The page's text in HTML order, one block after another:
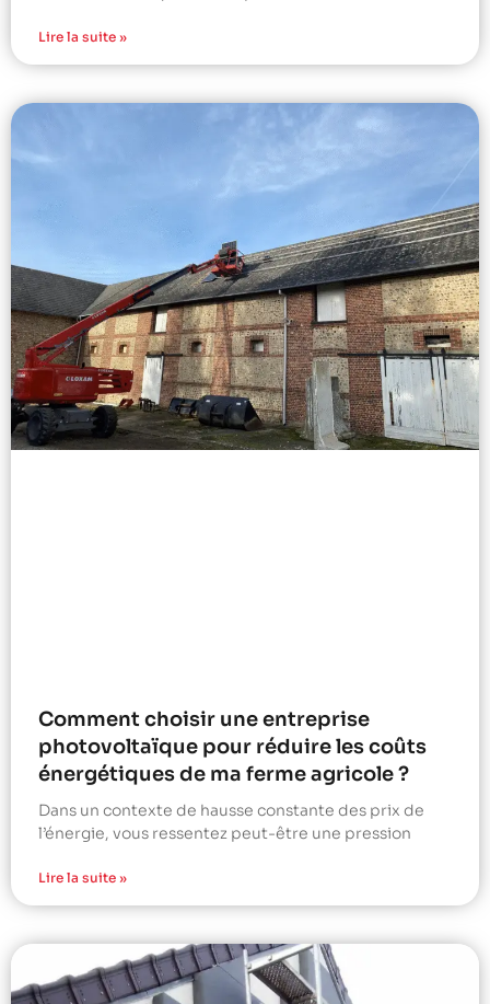
Lire la suite »
Comment choisir une entreprise
photovoltaïque pour réduire les coûts
énergétiques de ma ferme agricole ?
Dans un contexte de hausse constante des prix de
l’énergie, vous ressentez peut-être une pression
Lire la suite »